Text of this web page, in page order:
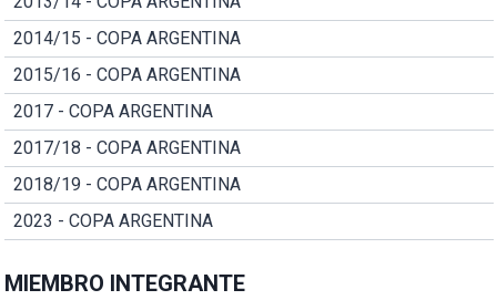
2014/15 - COPA ARGENTINA
2015/16 - COPA ARGENTINA
2017 - COPA ARGENTINA
2017/18 - COPA ARGENTINA
2018/19 - COPA ARGENTINA
2023 - COPA ARGENTINA
MIEMBRO INTEGRANTE